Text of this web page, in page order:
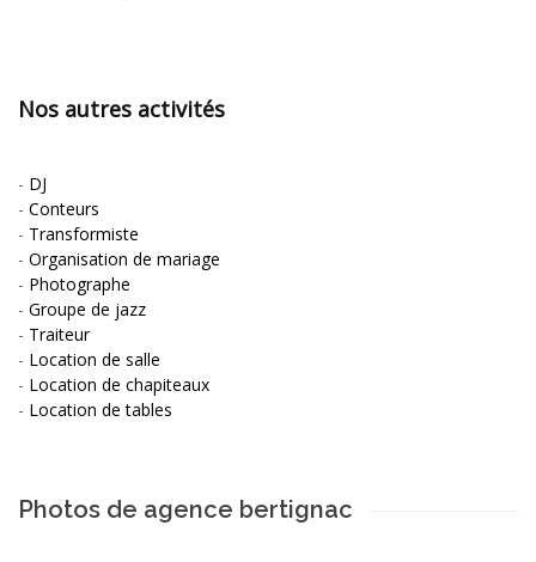
Nos autres activités
- DJ
- Conteurs
- Transformiste
- Organisation de mariage
- Photographe
- Groupe de jazz
- Traiteur
- Location de salle
- Location de chapiteaux
- Location de tables
Photos de agence bertignac